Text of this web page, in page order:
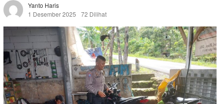
Yanto Haris
1 Desember 2025
72 Dilihat